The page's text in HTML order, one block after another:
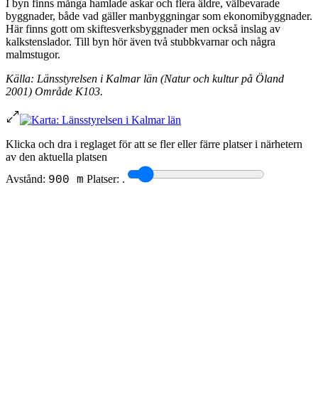
I byn finns många hamlade askar och flera äldre, välbevarade
byggnader, både vad gäller manbyggningar som ekonomibyggnader.
Här finns gott om skiftesverksbyggnader men också inslag av
kalkstenslador. Till byn hör även två stubbkvarnar och några
malmstugor.
Källa: Länsstyrelsen i Kalmar län (Natur och kultur på Öland
2001) Område K103.
Klicka och dra i reglaget för att se fler eller färre platser i närhetern
av den aktuella platsen
Avstånd: 900 m Platser: .